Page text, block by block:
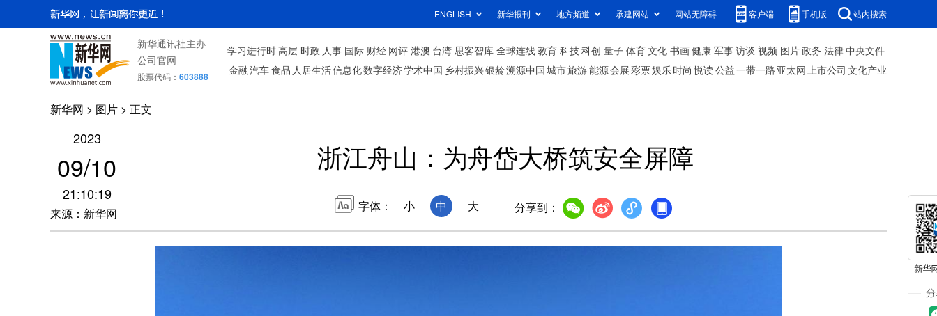
ENGLISH 新华报刊 地方频道 承建网站 网站无障碍 客户端 手机版 站内搜索
新华通讯社主办
公司官网
股票代码： 603888
学习进行时高层 时政 人事 国际 财经 网评 港澳 台湾 思客智库 全球连线教育 科技科创 量子 体育文化 书画健康 军事访谈 视频 图片政务 法律中央文件
金融汽车食品 人居生活信息化数字经济学术中国 乡村振兴银龄溯源中国城市旅游能源会展彩票娱乐时尚 悦读公益一带一路 亚太网上市公司 文化产业
新华网 > 图片 > 正文
2023
09/10
21:10:19
来源：新华网
浙江舟山：为舟岱大桥筑安全屏障
字体： 小 中 大 分享到：